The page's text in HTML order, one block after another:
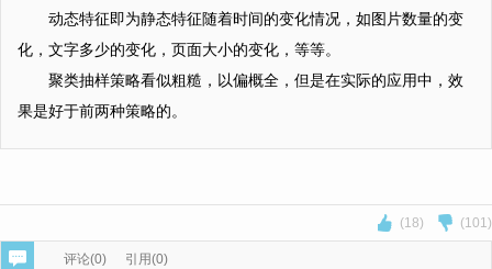
动态特征即为静态特征随着时间的变化情况，如图片数量的变
化，文字多少的变化，页面大小的变化，等等。
聚类抽样策略看似粗糙，以偏概全，但是在实际的应用中，效
果是好于前两种策略的。
(18) (101)
评论(0) 引用(0)